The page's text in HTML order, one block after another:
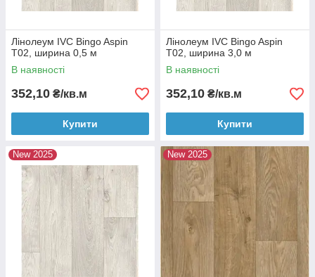
Лінолеум IVC Bingo Aspin
T02, ширина 0,5 м
В наявності
352,10 ₴/кв.м
Купити
Лінолеум IVC Bingo Aspin
T02, ширина 3,0 м
В наявності
352,10 ₴/кв.м
Купити
New 2025 New 2025